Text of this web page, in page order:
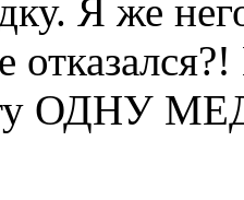
Я же
эту ОДНУ